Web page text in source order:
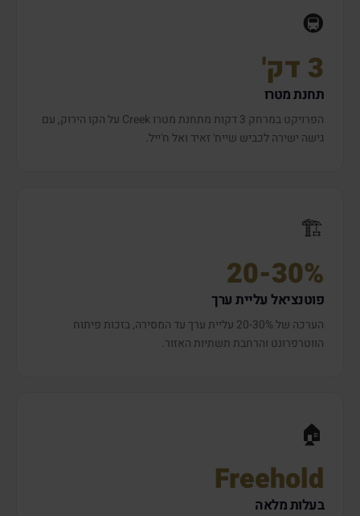
🚇
3 דק'
תחנת מטרו
הפרויקט במרחק 3 דקות מתחנת מטרו Creek על הקו הירוק, עם
גישה ישירה לכביש שייח' זאיד ואל ח'ייל.
🏗️
20-30%
פוטנציאל עליית ערך
הערכה של 20-30% עליית ערך עד המסירה, בזכות פיתוח
הווטרפרונט והרחבת תשתיות האזור.
🏠
Freehold
בעלות מלאה